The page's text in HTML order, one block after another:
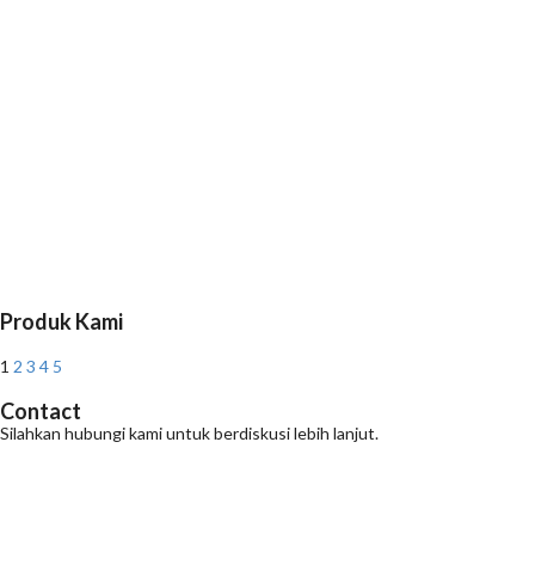
Produk Kami
1 2 3 4 5
Contact
Silahkan hubungi kami untuk berdiskusi lebih lanjut.